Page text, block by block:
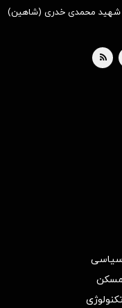
شهید محمدی خدری (شاهین)
سیاسی
مسکن